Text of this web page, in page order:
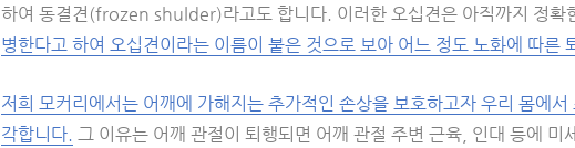
하여 동결견(frozen shulder)라고도 합니다. 이러한 오십견은 아직까지 정확
병한다고 하여 오십견이라는 이름이 붙은 것으로 보아 어느 정도 노화에 따른
저희 모커리에서는 어깨에 가해지는 추가적인 손상을 보호하고자 우리 몸에
각합니다. 그 이유는 어깨 관절이 퇴행되면 어깨 관절 주변 근육, 인대 등에